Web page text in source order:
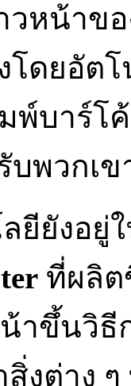
หน้าขอ
ดยอัต
พ์บาร์
บพวกเ
ยียังอยู่
ที่ผลิต
าขึ้นวิ
งต่าง ๆ